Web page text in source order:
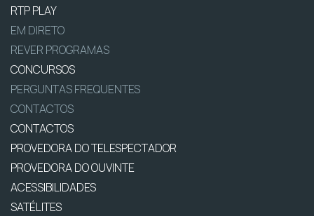
RTP PLAY
EM DIRETO
REVER PROGRAMAS
CONCURSOS
PERGUNTAS FREQUENTES
CONTACTOS
CONTACTOS
PROVEDORA DO TELESPECTADOR
PROVEDORA DO OUVINTE
ACESSIBILIDADES
SATÉLITES